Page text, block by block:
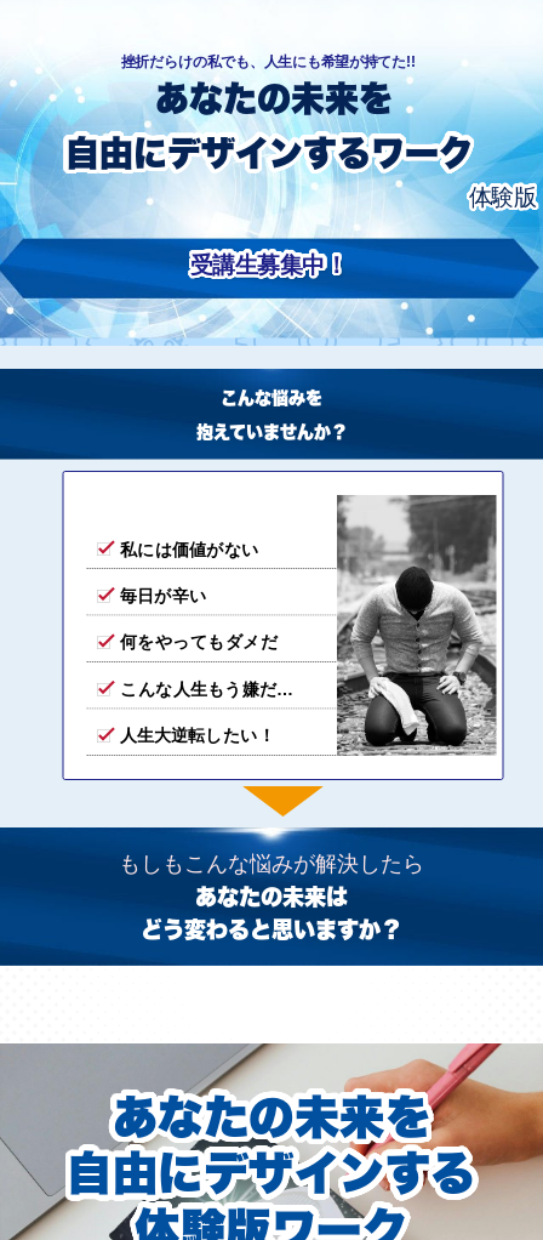
挫折だらけの私でも、人生にも希望が持てた!!
あなたの未来を
自由にデザインするワーク
体験版
受講生募集中！
こんな悩みを
抱えていませんか？
私には価値がない
毎日が辛い
何をやってもダメだ
こんな人生もう嫌だ…
人生大逆転したい！
もしもこんな悩みが解決したら
あなたの未来は
どう変わると思いますか？
あなたの未来を
自由にデザインする